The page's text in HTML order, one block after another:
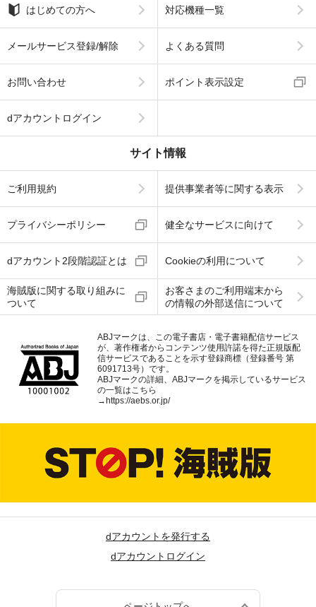
はじめての方へ 対応機種一覧
メールサービス登録/解除 よくある質問
お問い合わせ ポイント表示設定
dアカウントログイン
サイト情報
ご利用規約 提供事業者等に関する表示
プライバシーポリシー 健全なサービスに向けて
dアカウント2段階認証とは Cookieの利用について
海賊版に関する取り組みに
ついて
お客さまのご利用端末から
の情報の外部送信について
ABJマークは、この電子書店・電子書籍配信サービス
が、著作権者からコンテンツ使用許諾を得た正規版配
信サービスであることを示す登録商標（登録番号 第
6091713号）です。
ABJマークの詳細、ABJマークを掲示しているサービス
の一覧はこちら
→ https://aebs.or.jp/
dアカウントを発行する
dアカウントログイン